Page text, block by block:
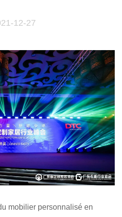
12-27
mobilier personnalisé en